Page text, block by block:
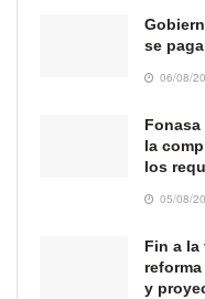
se
06/08/
la
los
05/08/
Fin a la
y